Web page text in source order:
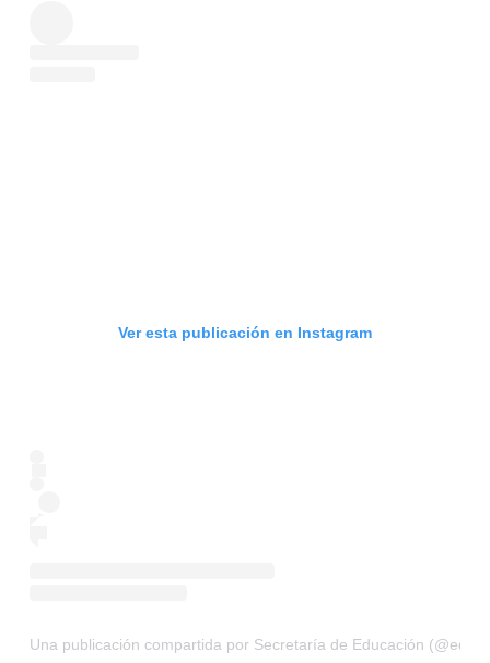
Ver esta publicación en Instagram
Una publicación compartida por Secretaría de Educación